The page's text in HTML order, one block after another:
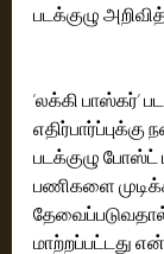
படக்குழு
’லக்கி பாஸ்கர்’
எதிர்பார்ப்புக்கு
படக்குழு போஸ்ட்
பணிகளை
மாற்றப்பட்டது